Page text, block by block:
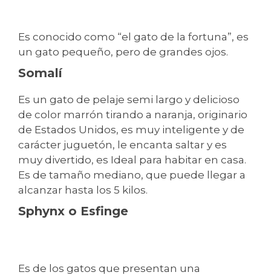
Es conocido como “el gato de la fortuna”, es
un gato pequeño, pero de grandes ojos.
Somalí
Es un gato de pelaje semi largo y delicioso
de color marrón tirando a naranja, originario
de Estados Unidos, es muy inteligente y de
carácter juguetón, le encanta saltar y es
muy divertido, es Ideal para habitar en casa.
Es de tamaño mediano, que puede llegar a
alcanzar hasta los 5 kilos.
Sphynx o Esfinge
Es de los gatos que presentan una